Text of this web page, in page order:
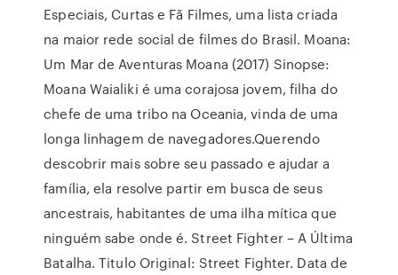
Especiais, Curtas e Fã Filmes, uma lista criada
na maior rede social de filmes do Brasil. Moana:
Um Mar de Aventuras Moana (2017) Sinopse:
Moana Waialiki é uma corajosa jovem, filha do
chefe de uma tribo na Oceania, vinda de uma
longa linhagem de navegadores.Querendo
descobrir mais sobre seu passado e ajudar a
família, ela resolve partir em busca de seus
ancestrais, habitantes de uma ilha mítica que
ninguém sabe onde é. Street Fighter – A Última
Batalha. Titulo Original: Street Fighter. Data de